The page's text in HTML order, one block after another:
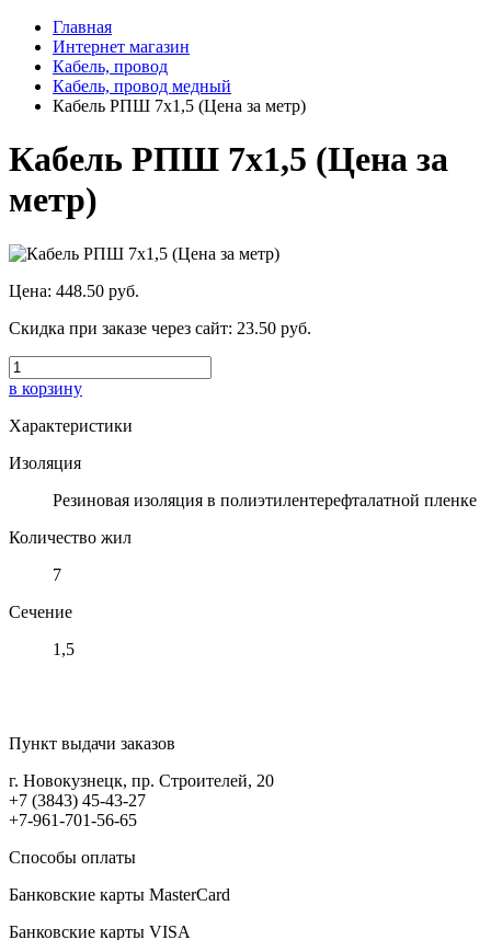
Главная
Интернет магазин
Кабель, провод
Кабель, провод медный
Кабель РПШ 7х1,5 (Цена за метр)
Кабель РПШ 7х1,5 (Цена за
метр)
Цена: 448.50 руб.
Скидка при заказе через сайт: 23.50 руб.
в корзину
Характеристики
Изоляция
Резиновая изоляция в полиэтилентерефталатной пленке
Количество жил
7
Сечение
1,5
Пункт выдачи заказов
г. Новокузнецк, пр. Строителей, 20
+7 (3843) 45-43-27
+7-961-701-56-65
Способы оплаты
Банковские карты MasterCard
Банковские карты VISA